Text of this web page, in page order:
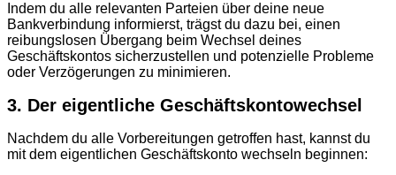
Indem du alle relevanten Parteien über deine neue
Bankverbindung informierst, trägst du dazu bei, einen
reibungslosen Übergang beim Wechsel deines
Geschäftskontos sicherzustellen und potenzielle Probleme
oder Verzögerungen zu minimieren.
3. Der eigentliche Geschäftskontowechsel
Nachdem du alle Vorbereitungen getroffen hast, kannst du
mit dem eigentlichen Geschäftskonto wechseln beginnen: